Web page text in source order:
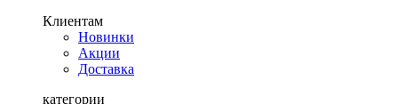
Клиентам
Новинки
Акции
Доставка
категории